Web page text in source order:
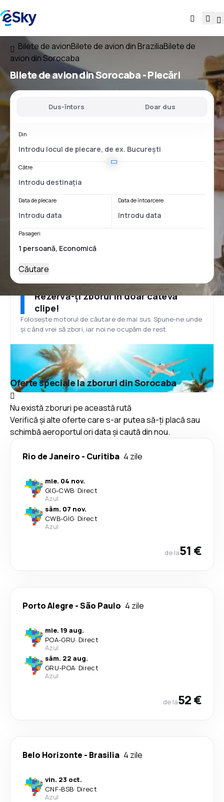
Bilete de avionBilete de avion din BraziliaBilete de
avion din Sorocaba
Bilete de aviondin Sorocaba- Plecări
Dus-întors Doar dus
Din
Către
Data de plecare Data de întoarcere
Pasageri
Căutare
Rezervă-ți zborul în doar câteva
clipe!
Folosește motorul de căutare de mai sus. Spune-ne unde
și când vrei să zbori, iar noi ne ocupăm de rest.
Oferte speciale la zboruri din Sorocaba
Nu există zboruri pe această rută
Verifică și alte oferte care s-ar putea să-ți placă sau
schimbă aeroportul ori data și caută din nou.
Rio de Janeiro - Curitiba 4 zile
mie. 04 nov.
GIG-CWB· Direct
Azul
sâm. 07 nov.
CWB-GIG· Direct
Azul
de la51 €
Porto Alegre -São Paulo 4 zile
mie. 19 aug.
POA-GRU· Direct
Azul
sâm. 22 aug.
GRU-POA· Direct
Azul
de la52 €
Belo Horizonte - Brasilia 4 zile
vin. 23 oct.
CNF-BSB· Direct
Azul